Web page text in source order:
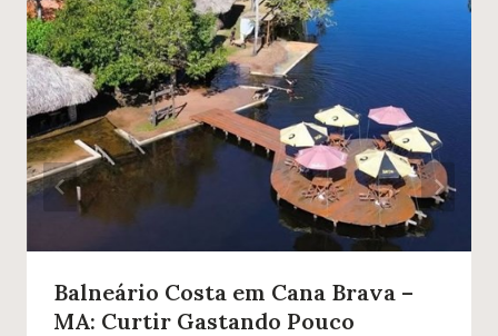
Balneário Costa em Cana Brava –
MA: Curtir Gastando Pouco